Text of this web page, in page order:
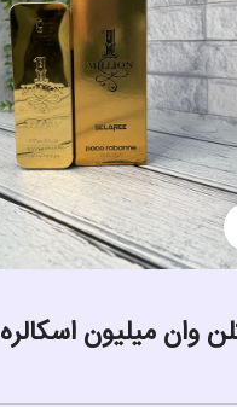
برای بزرگنمایی کلیک کنید
وان میلیون اسکالره